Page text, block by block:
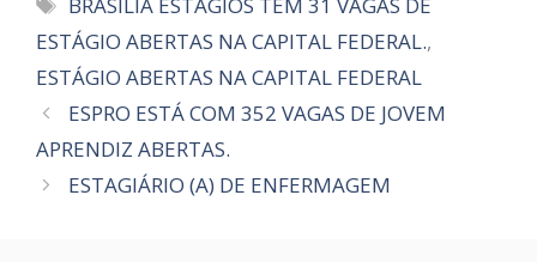
ESTÁGIO ABERTAS NA CAPITAL FEDERAL.,
ESTÁGIO ABERTAS NA CAPITAL FEDERAL
ESPRO ESTÁ COM 352 VAGAS DE JOVEM
APRENDIZ ABERTAS.
ESTAGIÁRIO (A) DE ENFERMAGEM